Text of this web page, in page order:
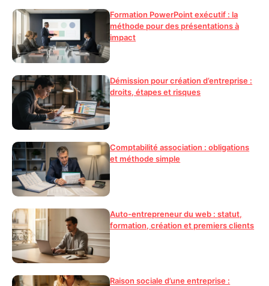
Formation PowerPoint exécutif : la
méthode pour des présentations à
impact
Démission pour création d’entreprise :
droits, étapes et risques
Comptabilité association : obligations
et méthode simple
Auto-entrepreneur du web : statut,
formation, création et premiers clients
Raison sociale d’une entreprise :